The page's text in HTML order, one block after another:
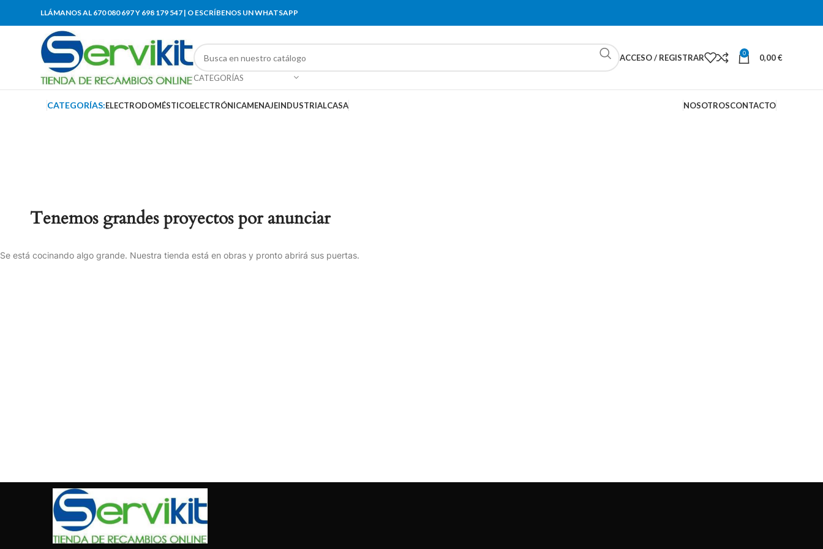
LLÁMANOS AL 670 080 697 Y 698 179 547 | O ESCRÍBENOS UN WHATSAPP
CATEGORÍAS
ACCESO / REGISTRAR 0 0,00€
CATEGORÍAS:ELECTRODOMÉSTICOELECTRÓNICAMENAJEINDUSTRIALCASA NOSOTROSCONTACTO
Tenemos grandes proyectos por anunciar
Se está cocinando algo grande. Nuestra tienda está en obras y pronto abrirá sus puertas.